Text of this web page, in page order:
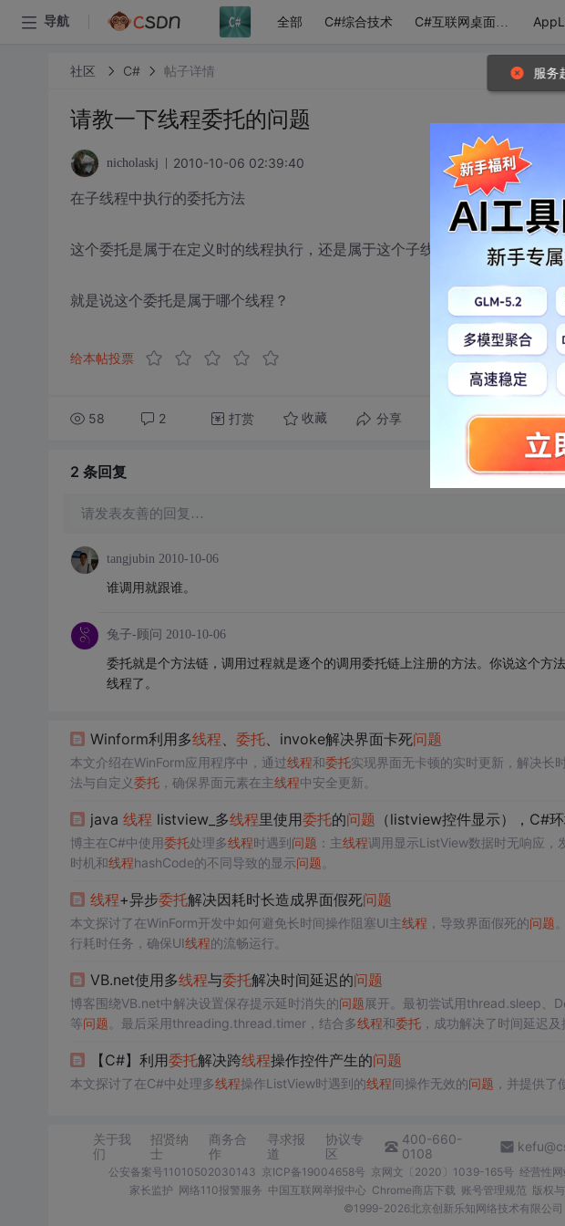
导航 全部 C#综合技术 C#互联网桌面应用
社区 C# 帖子详情
请教一下线程委托的问题
nicholaskj 2010-10-06 02:39:40
在子线程中执行的委托方法
这个委托是属于在定义时的线程执行，还是属于这个子线程执行的？
就是说这个委托是属于哪个线程？
给本帖投票
58 2 打赏 收藏 分享 转发到动态
2 条回复
请发表友善的回复…
tangjubin 2010-10-06
谁调用就跟谁。
兔子-顾问 2010-10-06
委托就是个方法链，调用过程就是逐个的调用委托链上注册的方法。你说这个方
线程了。
Winform利用多线程、 委托、invoke解决界面卡死问题
本文介绍在WinForm应用程序中，通过线程和委托实现界面无卡顿的实时更新，解决长
法与自定义委托，确保界面元素在主线程中安全更新。
java 线程 listview_多线程里使用委托的问题 （listview控件显示），C#
博主在C#中使用委托处理多线程时遇到问题 ：主线程调用显示ListView数据时无响应，
时机和线程hashCode的不同导致的显示问题
线程+异步委托解决因耗时长造成界面假死问题
本文探讨了在WinForm开发中如何避免长时间操作阻塞UI主线程 ，导致界面假死的问题
行耗时任务，确保UI线程的流畅运行。
VB.net使用多线程与委托解决时间延迟的问题
博客围绕VB.net中解决设置保存提示延时消失的问题展开。最初尝试用thread.sleep、
等问题 。最后采用threading.thread.timer，结合多线程和委托，成功解决了时间延迟及
【C#】利用委托解决跨线程操作控件产生的问题
本文探讨了在C#中处理多线程操作ListView时遇到的线程间操作无效的问题 ，并提供了
关于我
们
招贤纳
士
商务合
作
寻求报
道
协议专
区
400-660-
0108
公安备案号11010502030143 京ICP备19004658号 京网文〔2020〕1039-165号 经营性
家长监护 网络110报警服务 中国互联网举报中心 Chrome商店下载 账号管理规范 版权
©1999-2026北京创新乐知网络技术有限公司
服务